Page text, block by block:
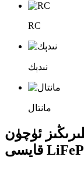
RC
نىدېك
مانتال
ئۈچۈن